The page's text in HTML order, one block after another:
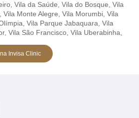
Vila da Saúde, Vila do Bosque, Vila
Vila Monte Alegre, Vila Morumbi, Vila
Vila Parque Jabaquara, Vila
Vila São Francisco, Vila Uberabinha,
Invisa Clinic